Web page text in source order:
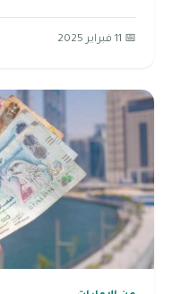
📅 11 فبراير 2025